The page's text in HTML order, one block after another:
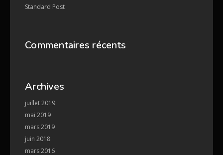
Standard Post
Commentaires récents
Archives
juillet 2019
mai 2019
mars 2019
juin 2018
mars 2016